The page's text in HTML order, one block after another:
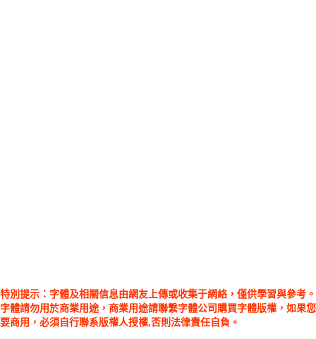
特別提示：字體及相關信息由網友上傳或收集于網絡，僅供學習與參考。
字體請勿用於商業用途，商業用途請聯繫字體公司購買字體版權，如果您
要商用，必須自行聯系版權人授權,否則法律責任自負。